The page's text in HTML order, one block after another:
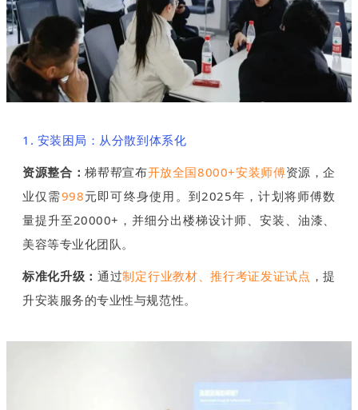
1. 安装困局：从分散到体系化
资源整合：梯帮帮宣布开放全国8000+安装师傅资源，企
业仅需998元即可终身使用。到2025年，计划将师傅数
量提升至20000+，并细分出楼梯设计师、安装、油漆、
美容等专业化团队。
标准化升级：通过制定行业教材、推行考证发证试点 ，提
升安装服务的专业性与规范性。